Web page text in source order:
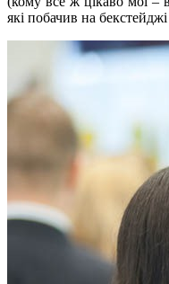
які побачив на